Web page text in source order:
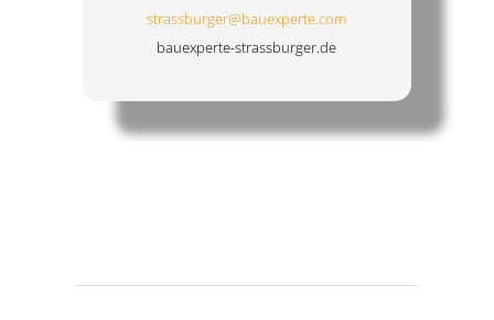
strassburger@bauexperte.com
bauexperte-strassburger.de